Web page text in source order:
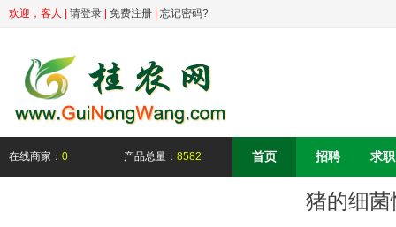
欢迎， 客人 请登录 免费注册 忘记密码?
在线商家： 0 产品总量： 8582 首页 招聘 求职
猪的细